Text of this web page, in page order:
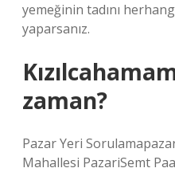
yemeğinin tadını
yaparsanız.
zaman?
Pazar Yeri
Mahallesi PazariSemt